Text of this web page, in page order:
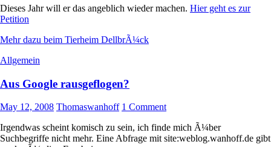
Dieses Jahr will er das angeblich wieder machen. Hier geht es zur
Petition
Mehr dazu beim Tierheim DellbrÃ¼ck
Allgemein
Aus Google rausgeflogen?
May 12, 2008 Thomaswanhoff 1 Comment
Irgendwas scheint komisch zu sein, ich finde mich Ã¼ber
Suchbegriffe nicht mehr. Eine Abfrage mit site:weblog.wanhoff.de gibt